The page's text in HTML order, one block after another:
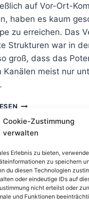
Cookie-Zustimmung
verwalten
Erlebnis zu bieten,
zu speichern
du diesen Technologien
oder eindeutige IDs auf
nicht erteilst oder
und Funktionen
auf Vor-Ort-
haben es kaum
zu erreichen. Das
Strukturen war in
groß, dass das
Kanälen meist nur
INSTAGRAM
MEHR
ALS
BILDER